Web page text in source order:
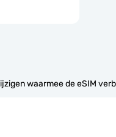
waarmee de eSIM